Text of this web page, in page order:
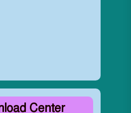
Center